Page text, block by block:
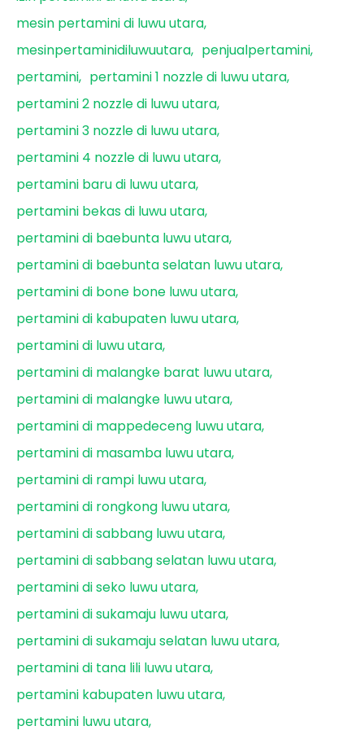
mesin pertamini di luwu utara
mesinpertaminidiluwuutara
penjualpertamini
pertamini
pertamini 1 nozzle di luwu utara
pertamini 2 nozzle di luwu utara
pertamini 3 nozzle di luwu utara
pertamini 4 nozzle di luwu utara
pertamini baru di luwu utara
pertamini bekas di luwu utara
pertamini di baebunta luwu utara
pertamini di baebunta selatan luwu utara
pertamini di bone bone luwu utara
pertamini di kabupaten luwu utara
pertamini di luwu utara
pertamini di malangke barat luwu utara
pertamini di malangke luwu utara
pertamini di mappedeceng luwu utara
pertamini di masamba luwu utara
pertamini di rampi luwu utara
pertamini di rongkong luwu utara
pertamini di sabbang luwu utara
pertamini di sabbang selatan luwu utara
pertamini di seko luwu utara
pertamini di sukamaju luwu utara
pertamini di sukamaju selatan luwu utara
pertamini di tana lili luwu utara
pertamini kabupaten luwu utara
pertamini luwu utara